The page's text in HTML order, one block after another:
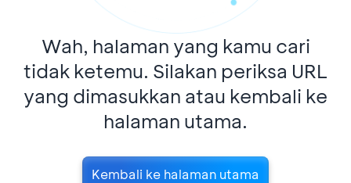
Wah, halaman yang kamu cari
tidak ketemu. Silakan periksa URL
yang dimasukkan atau kembali ke
halaman utama.
Kembali ke halaman utama